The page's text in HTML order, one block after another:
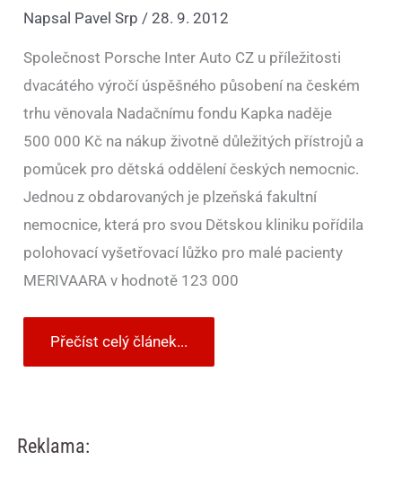
Napsal Pavel Srp /28. 9. 2012
Společnost Porsche Inter Auto CZ u příležitosti
dvacátého výročí úspěšného působení na českém
trhu věnovala Nadačnímu fondu Kapka naděje
500 000 Kč na nákup životně důležitých přístrojů a
pomůcek pro dětská oddělení českých nemocnic.
Jednou z obdarovaných je plzeňská fakultní
nemocnice, která pro svou Dětskou kliniku pořídila
polohovací vyšetřovací lůžko pro malé pacienty
MERIVAARA v hodnotě 123 000
Přečíst celý článek...
Reklama: